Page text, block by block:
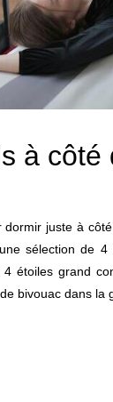
à côté
dormir juste à
sélection de
étoiles grand
bivouac dans la